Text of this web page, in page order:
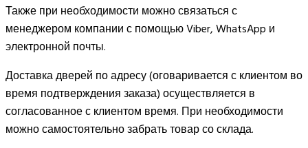
Также при необходимости можно связаться с
менеджером компании с помощью Viber, WhatsApp и
электронной почты.
Доставка дверей по адресу (оговаривается с клиентом во
время подтверждения заказа) осуществляется в
согласованное с клиентом время. При необходимости
можно самостоятельно забрать товар со склада.